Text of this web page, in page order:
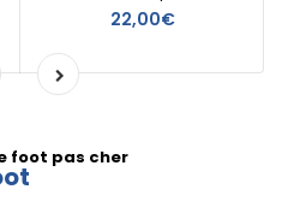
22,00€
foot pas cher